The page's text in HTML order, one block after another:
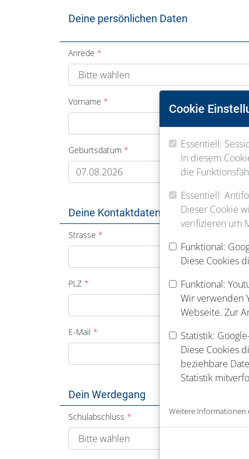
Deine persönlichen Daten
Anrede
Vorname
Geburtsdatum
Deine Kontaktdaten
Strasse
PLZ
E-Mail
Dein Werdegang
Schulabschluss
Cookie
Essentiell:
In diesem
die
Essentiell:
Dieser Cookie
verifizieren um
Funktional:
Diese Cookies
Funktional:
Wir verwenden
Webseite. Zur
Statistik:
Diese Cookies
beziehbare
Statistik
Weitere Informationen